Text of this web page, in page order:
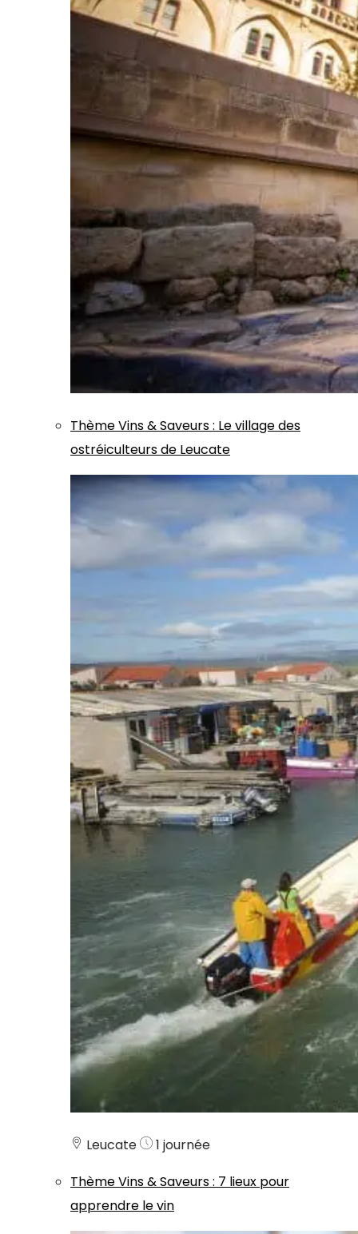
ThèmeVins & Saveurs: Le village des
ostréiculteurs de Leucate
Leucate
1 journée
ThèmeVins & Saveurs: 7 lieux pour
apprendre le vin